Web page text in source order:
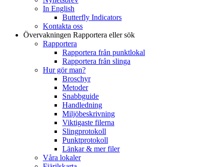
In English
Butterfly Indicators
Kontakta oss
Övervakningen Rapportera eller sök
Rapportera
Rapportera från punktlokal
Rapportera från slinga
Hur gör man?
Broschyr
Metoder
Snabbguide
Handledning
Miljöbeskrivning
Viktigaste filerna
Slingprotokoll
Punktprotokoll
Länkar & mer filer
Våra lokaler